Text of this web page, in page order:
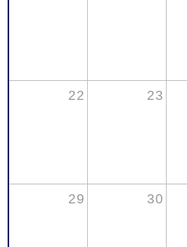
22 23
29 30